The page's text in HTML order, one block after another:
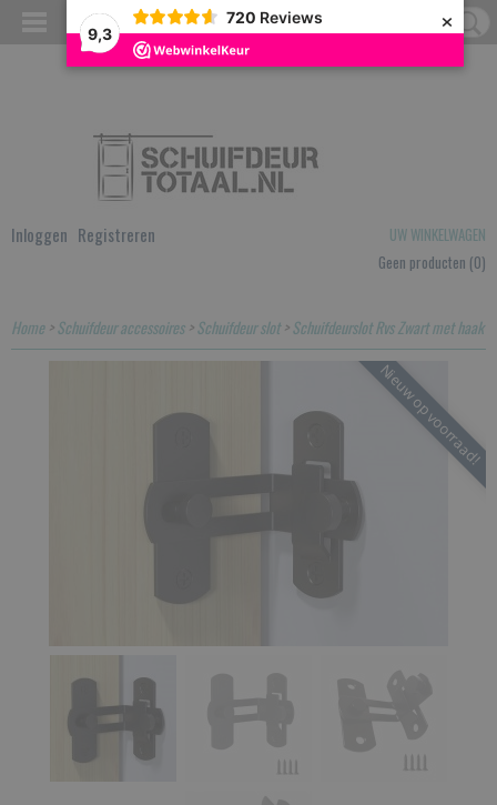
9,3
720 Reviews ×
Inloggen Registreren
UW WINKELWAGEN
Geen producten (0)
Home>Schuifdeur accessoires>Schuifdeur slot>Schuifdeurslot Rvs Zwart met haak
Nieuw op voorraad!